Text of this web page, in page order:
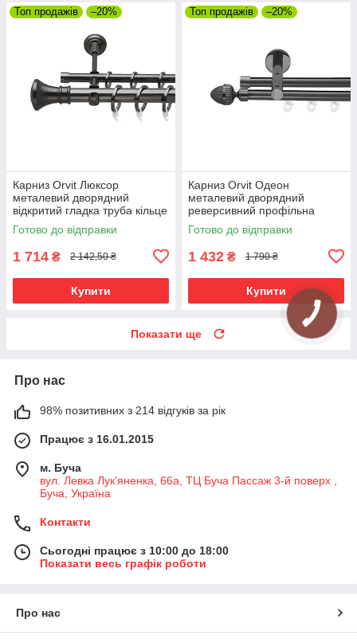
Топ продажів –20%
Карниз Orvit Люксор
металевий дворядний
відкритий гладка труба кільце
фасонне металеве Онікс
25\16 мм 240 см (6708032)
Готово до відправки
1 714 ₴ 2 142,50 ₴
Купити
Топ продажів –20%
Карниз Orvit Одеон
металевий дворядний
реверсивний профільна
труба Онікс 19\19 мм 240 см
(6679322)
Готово до відправки
1 432 ₴ 1 790 ₴
Купити
Показати ще
Про нас
98% позитивних з 214 відгуків за рік
Працює з 16.01.2015
м. Буча
вул. Левка Лук'яненка, 66а, ТЦ Буча Пассаж 3-й поверх ,
Буча, Україна
Контакти
Сьогодні працює з 10:00 до 18:00
Показати весь графік роботи
Про нас